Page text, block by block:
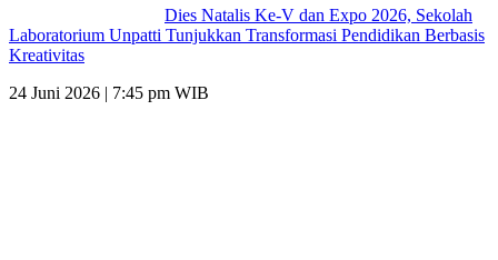
Dies Natalis Ke-V dan Expo 2026, Sekolah
Laboratorium Unpatti Tunjukkan Transformasi Pendidikan Berbasis
Kreativitas
24 Juni 2026 | 7:45 pm WIB